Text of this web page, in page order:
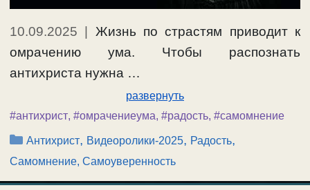
10.09.2025
Жизнь по страстям приводит к
омрачению ума. Чтобы распознать
антихриста нужна …
развернуть
#антихрист, #омрачениеума, #радость, #самомнение
Рубрики
Антихрист, Видеоролики-2025, Радость,
Самомнение, Самоуверенность